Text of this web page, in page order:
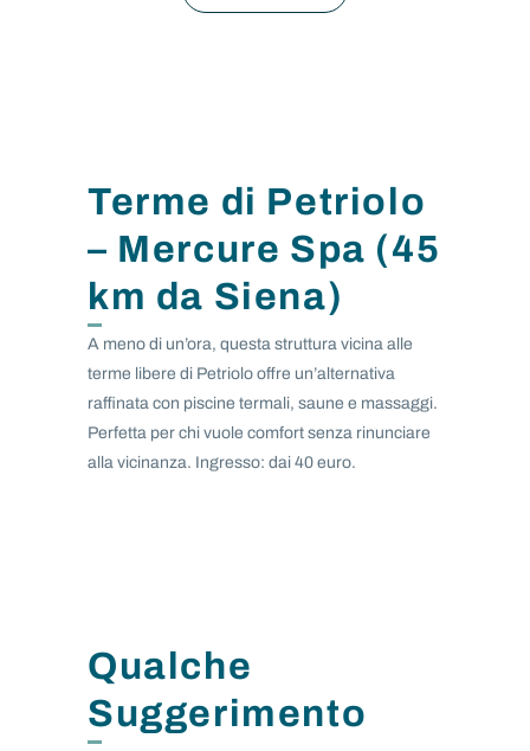
Terme di Petriolo
– Mercure Spa (45
km da Siena)
A meno di un’ora, questa struttura vicina alle
terme libere di Petriolo offre un’alternativa
raffinata con piscine termali, saune e massaggi.
Perfetta per chi vuole comfort senza rinunciare
alla vicinanza. Ingresso: dai 40 euro.
Qualche
Suggerimento